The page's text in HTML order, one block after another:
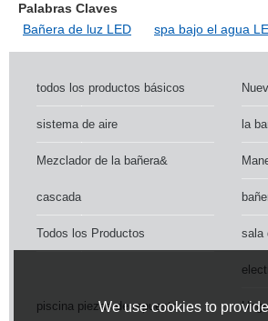
Palabras Claves
Bañera de luz LED
spa bajo el agua
todos los productos básicos
sistema de aire la
Mezclador de la bañera&
cascada
Todos los Productos sala
piscina piezas de repuesto
We use cookies to